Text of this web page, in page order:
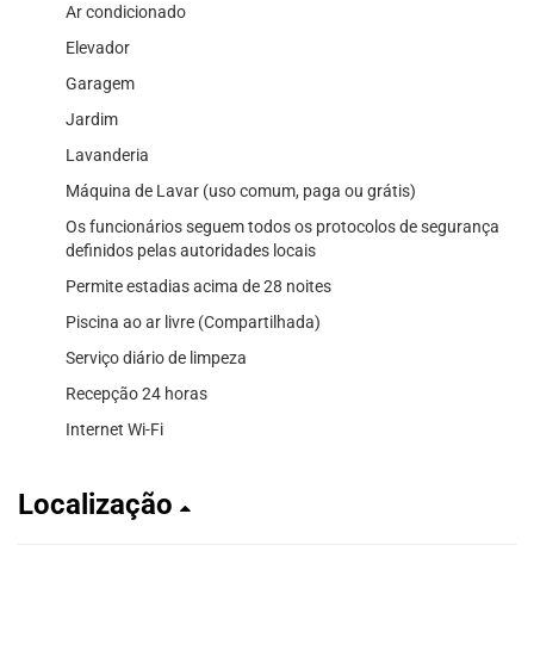
Ar condicionado
Elevador
Garagem
Jardim
Lavanderia
Máquina de Lavar (uso comum, paga ou grátis)
Os funcionários seguem todos os protocolos de segurança
definidos pelas autoridades locais
Permite estadias acima de 28 noites
Piscina ao ar livre (Compartilhada)
Serviço diário de limpeza
Recepção 24 horas
Internet Wi-Fi
Localização